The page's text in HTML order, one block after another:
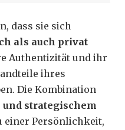
dass sie sich
als auch privat
Authentizität und ihr
ihres
Die Kombination
strategischem
einer Persönlichkeit,